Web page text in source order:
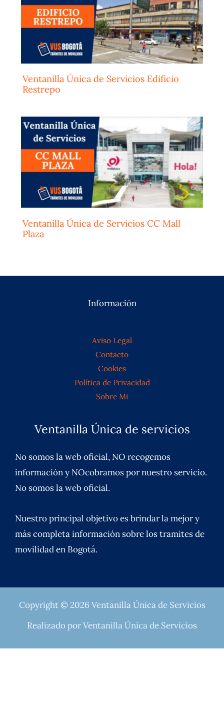
Ventanilla Única de Servicios Edificio
Restrepo
Ventanilla Única de Servicios CC Mall
Plaza
Información
Aviso Legal
Contacto
Cookies
Política de Privacidad
Sobre Mi
Ventanilla Única de servicios
No somos la web oficial, NO recogemos
información y NOcobramos por nuestro servicio.
No somos la web oficial.
Nuestro principal objetivo es brindar la mejor y
más completa información sobre los tramites de
movilidad en Bogotá.
Copyright © 2026 Ventanilla Única de Servicios
Realizado por Ventanilla Única de Servicios